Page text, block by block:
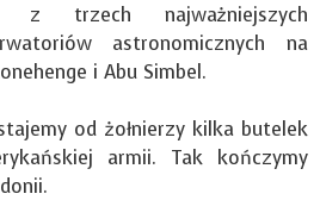
trzech najważniejszych
astronomicznych na
i Abu Simbel.
od żołnierzy kilka butelek
armii. Tak kończymy